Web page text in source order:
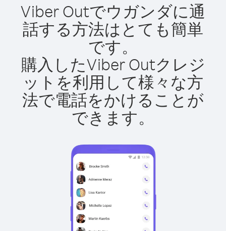
Viber Outでウガンダに通
話する方法はとても簡単
です。
購入したViber Outクレジ
ットを利用して様々な方
法で電話をかけることが
できます。